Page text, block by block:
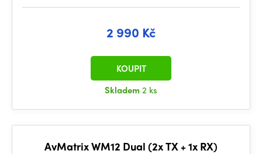
2 990 Kč
Skladem2 ks
KOUPIT
AvMatrix WM12 Dual (2x TX + 1x RX)